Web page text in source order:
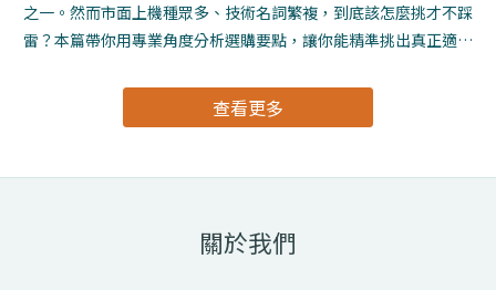
之一。然而市面上機種眾多、技術名詞繁複，到底該怎麼挑才不踩
雷？本篇帶你用專業角度分析選購要點，讓你能精準挑出真正適合
淨水設備多為基本過濾，例如去除大顆粒雜質、泥沙、鐵鏽等； 而
「生飲淨水機（Drinking Water Purifier）」則需要達到更高等級
更細緻的過濾孔徑（一般可達 0.1–1 微米不等）可去除餘氯、異
水品質更安全可靠因此，若家中直接拿淨水來泡茶、泡奶、煮飯、
做飲品，選擇生飲淨水設備會更安全、味道也更佳。二、選購生飲
查看更多
關於我們